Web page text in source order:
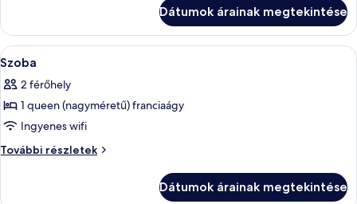
persons
további
részletei
Dátumok árainak megtekintése
A
következő
szoba
összes
képének
megtekintése:
Egy modern szállodai szoba,
4
Szoba
2 férőhely
1 queen (nagyméretű) franciaágy
Ingyenes wifi
További részletek
Szoba
Dátumok árainak megtekintése